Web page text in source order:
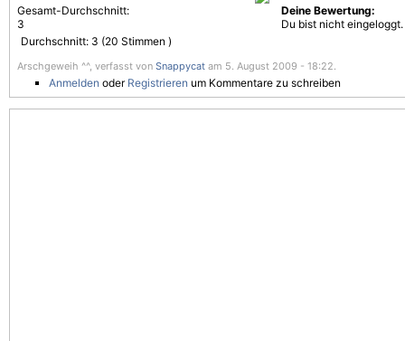
Gesamt-Durchschnitt:
3
Durchschnitt: 3 (20 Stimmen )
Deine Bewertung:
Du bist nicht eingeloggt.
Arschgeweih ^^, verfasst von Snappycat am 5. August 2009 - 18:22.
Anmelden oder Registrieren um Kommentare zu schreiben